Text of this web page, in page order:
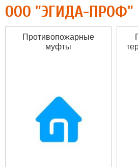
ООО "ЭГИДА-ПРОФ"
Противопожарные
муфты